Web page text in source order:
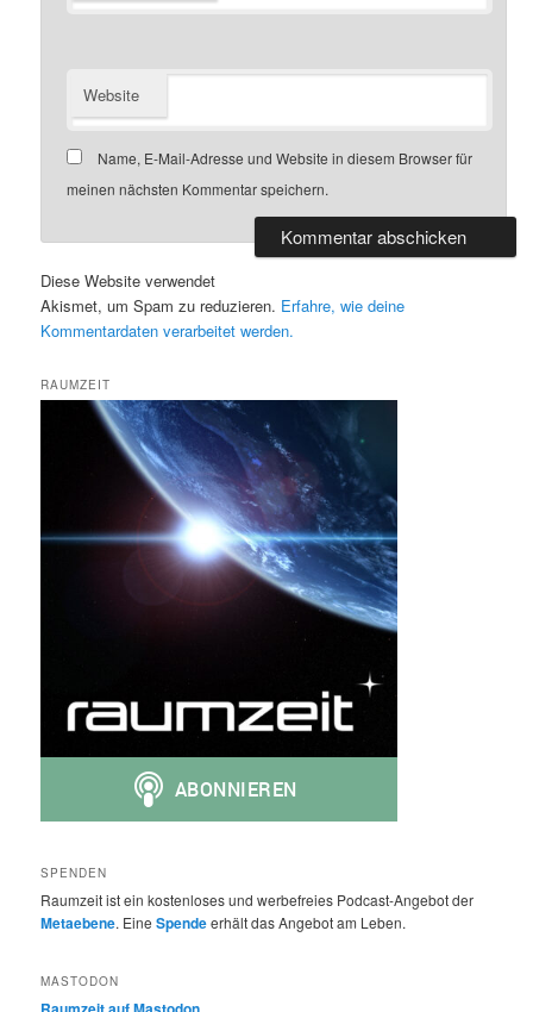
Website
Name, E-Mail-Adresse und Website in diesem Browser für
meinen nächsten Kommentar speichern.
Diese Website verwendet
Akismet, um Spam zu reduzieren. Erfahre, wie deine
Kommentardaten verarbeitet werden.
RAUMZEIT
SPENDEN
Raumzeit ist ein kostenloses und werbefreies Podcast-Angebot der
Metaebene. EineSpendeerhält das Angebot am Leben.
MASTODON